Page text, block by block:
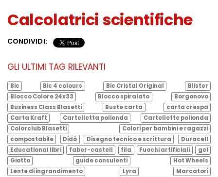
Calcolatrici scientifiche
CONDIVIDI:
GLI ULTIMI TAG RILEVANTI
Bic Bic 4 colours Bic Cristal Original
Blister
Blocco Colore 24x33
Blocco spiralato
Borgonovo
Business Class Blasetti
Buste carta
carta crespa
Carta Kraft
Cartelletta polionda
Cartellette polionda
Colorclub Blasetti
Colori per bambini e ragazzi
compostabile
Didò Disegno tecnico e scrittura
Duracell
Educational libri
faber-castell fila Fuochi artificiali
gel
Giotto
guide consulenti
Hot Wheels
Lente di ingrandimento
Lyra
Marcatori